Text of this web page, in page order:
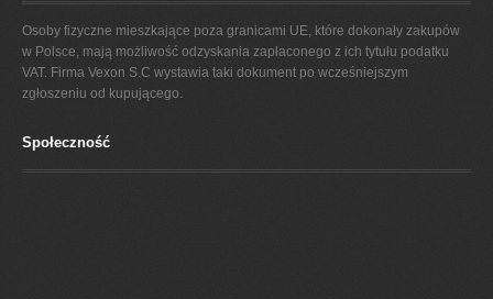
Osoby fizyczne mieszkające poza granicami UE, które dokonały zakupów
w Polsce, mają możliwość odzyskania zapłaconego z ich tytułu podatku
VAT. Firma Vexon S.C wystawia taki dokument po wcześniejszym
zgłoszeniu od kupującego.
Społeczność